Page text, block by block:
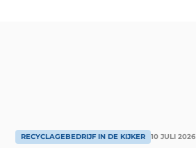
RECYCLAGEBEDRIJF IN DE KIJKER 10 JULI 2026